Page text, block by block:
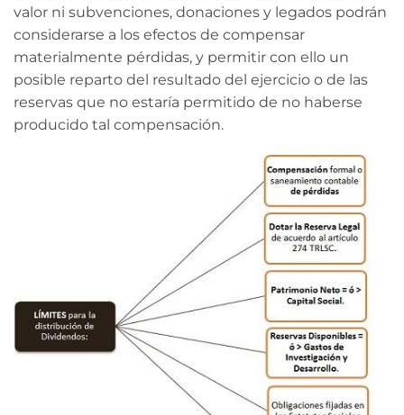
valor ni subvenciones, donaciones y legados podrán
considerarse a los efectos de compensar
materialmente pérdidas, y permitir con ello un
posible reparto del resultado del ejercicio o de las
reservas que no estaría permitido de no haberse
producido tal compensación.